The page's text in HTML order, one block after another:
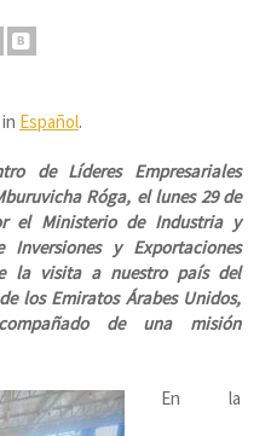
Español.
de Líderes Empresariales
Róga, el lunes 29 de
el Ministerio de Industria y
y Exportaciones
la visita a nuestro país del
los Emiratos Árabes Unidos,
de una misión
En la